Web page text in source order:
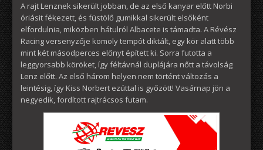
A rajt Lenznek sikerült jobban, de az első kanyar előtt Norbi
óriásit fékezett, és füstölő gumikkal sikerült elsőként
elfordulnia, miközben hátulról Albacete is támadta. A Révész
Racing versenyzője komoly tempót diktált, egy kör alatt több
mint két másodperces előnyt épített ki. Sorra futotta a
leggyorsabb köröket, így féltávnál duplájára nőtt a távolság
Lenz előtt. Az első három helyen nem történt változás a
leintésig, így Kiss Norbert ezúttal is győzött! Vasárnap jön a
negyedik, fordított rajtrácsos futam.